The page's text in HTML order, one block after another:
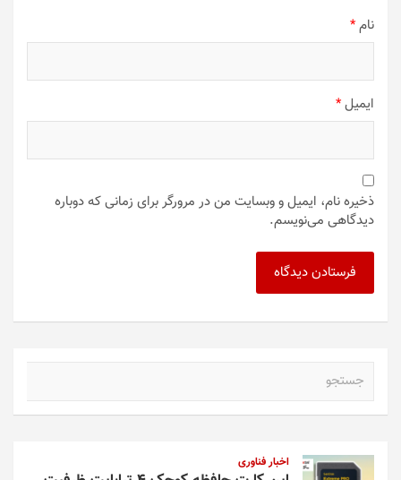
نام*
ایمیل*
ذخیره نام، ایمیل و وبسایت من در مرورگر برای زمانی که دوباره
دیدگاهی می‌نویسم.
اخبار فناوری